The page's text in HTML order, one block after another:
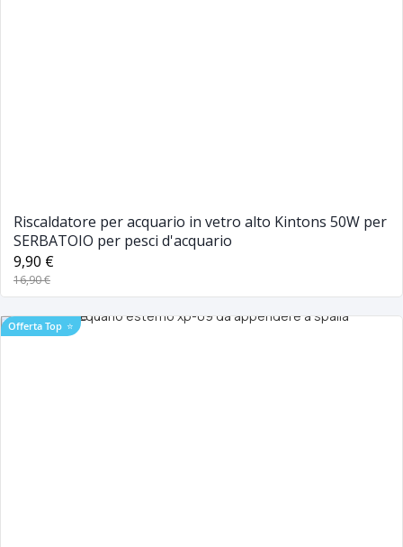
Riscaldatore per acquario in vetro alto Kintons 50W per
SERBATOIO per pesci d'acquario
9,90 €
16,90 €
Offerta Top ⭐